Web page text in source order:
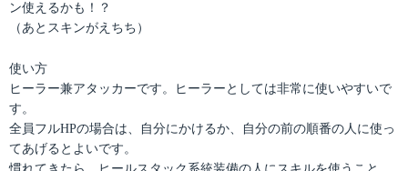
ン使えるかも！？
（あとスキンがえちち）
使い方
ヒーラー兼アタッカーです。ヒーラーとしては非常に使いやすいで
す。
全員フルHPの場合は、自分にかけるか、自分の前の順番の人に使っ
てあげるとよいです。
慣れてきたら、ヒールスタック系統装備の人にスキルを使うこと